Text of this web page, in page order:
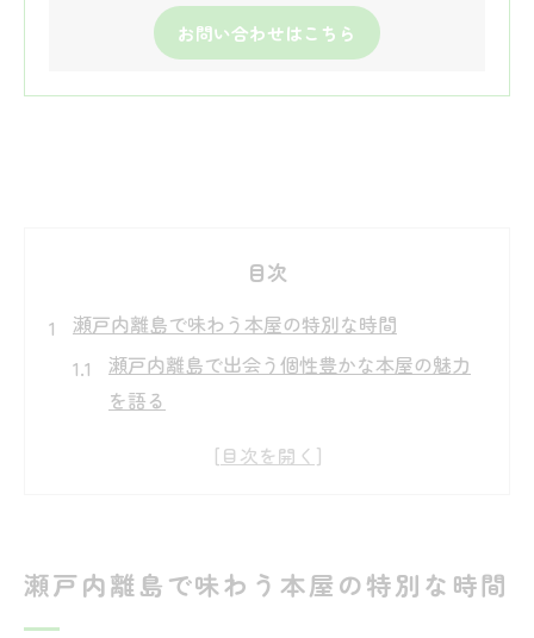
お問い合わせはこちら
目次
瀬戸内離島で味わう本屋の特別な時間
瀬戸内離島で出会う個性豊かな本屋の魅力
を語る
静かな島時間と本屋で過ごす贅沢な読書体
本屋巡りで見つける離島ならではの特別な
瀬戸内離島で味わう本屋の特別な時間